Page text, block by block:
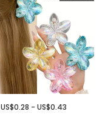
US$0.28 - US$0.43